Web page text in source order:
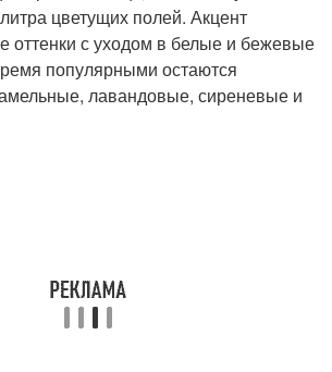
цветущих полей. Акцент
оттенки с уходом в белые и бежевые
популярными остаются
лавандовые, сиреневые и